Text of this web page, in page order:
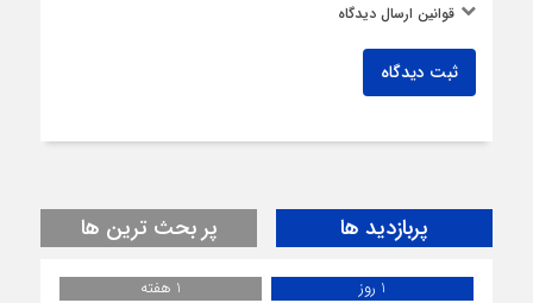
قوانین ارسال دیدگاه
ثبت دیدگاه
پربازدید ها پر بحث ترین ها
1 روز
1 هفته